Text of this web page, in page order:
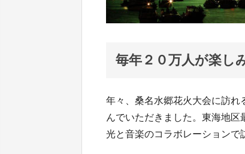
毎年２０万人が楽し
年々、桑名水郷花火大会に訪れ
んでいただきました。東海地区
光と音楽のコラボレーションで